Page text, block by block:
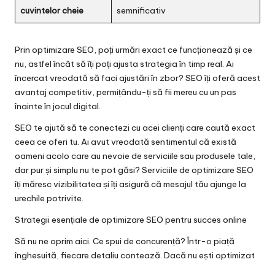
cuvintelor cheie
semnificativ
Prin optimizare SEO, poți urmări exact ce funcționează și ce
nu, astfel încât să îți poți ajusta strategia în timp real. Ai
încercat vreodată să faci ajustări în zbor? SEO îți oferă acest
avantaj competitiv, permițându-ți să fii mereu cu un pas
înainte în jocul digital.
SEO te ajută să te conectezi cu acei clienți care caută exact
ceea ce oferi tu. Ai avut vreodată sentimentul că există
oameni acolo care au nevoie de serviciile sau produsele tale,
dar pur și simplu nu te pot găsi? Serviciile de optimizare SEO
îți măresc vizibilitatea și îți asigură că mesajul tău ajunge la
urechile potrivite.
Strategii esențiale de optimizare SEO pentru succes online
Să nu ne oprim aici. Ce spui de concurență? Într-o piață
înghesuită, fiecare detaliu contează. Dacă nu ești optimizat